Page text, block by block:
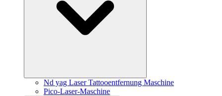
Nd yag Laser Tattooentfernung Maschine
Pico-Laser-Maschine